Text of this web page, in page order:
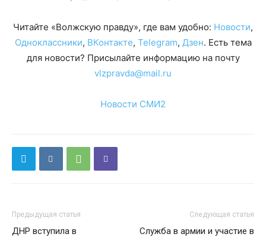
Читайте «Волжскую правду», где вам удобно: Новости,
Одноклассники, ВКонтакте, Telegram, Дзен. Есть тема
для новости? Присылайте информацию на почту
vlzpravda@mail.ru
Новости СМИ2
Предыдущая статья
ДНР вступила в
Следующая статья
Служба в армии и участие в